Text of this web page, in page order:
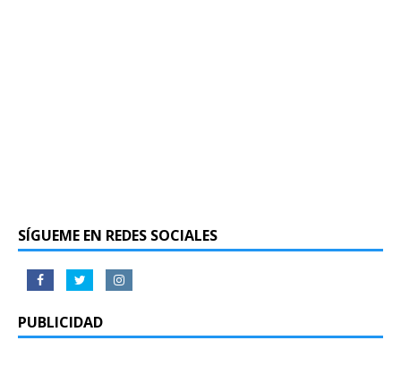
SÍGUEME EN REDES SOCIALES
PUBLICIDAD